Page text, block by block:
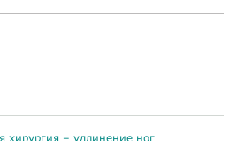
хирургия – удлинение ног